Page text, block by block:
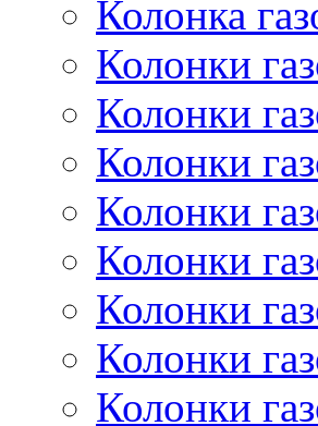
Колонка
Колонки
Колонки
Колонки
Колонки
Колонки
Колонки
Колонки
Колонки